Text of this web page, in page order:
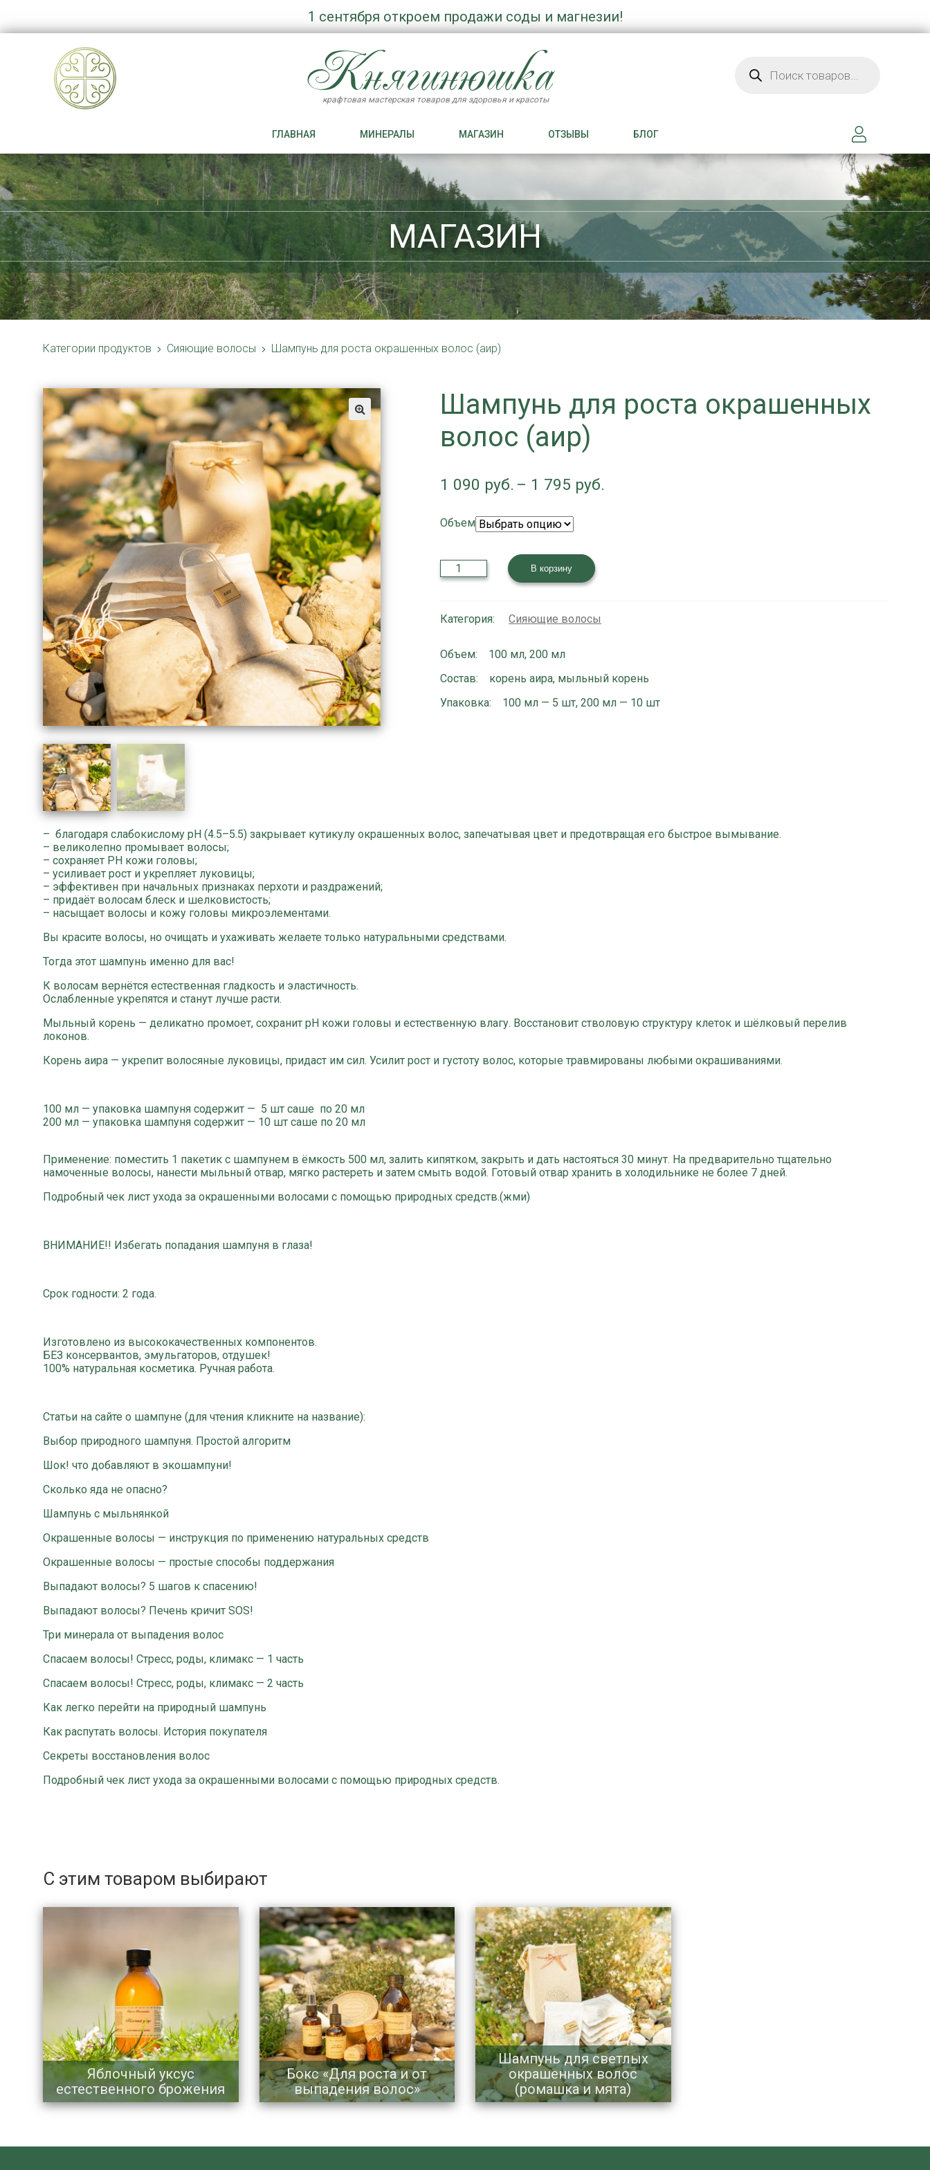
1 сентября откроем продажи соды и магнезии!
Княгинюшка
крафтовая мастерская товаров для здоровья и красоты
ГЛАВНАЯ МИНЕРАЛЫ МАГАЗИН ОТЗЫВЫ БЛОГ
МАГАЗИН
Категории продуктов Сияющие волосы Шампунь для роста окрашенных волос (аир)
Шампунь для роста окрашенных
волос (аир)
1 090 – 1 795
Диапазон
Объем
Количество
товара
роста
(аир)
В корзину
Категория: Сияющие волосы
Объем
100 мл, 200 мл
Состав
корень аира, мыльный корень
Упаковка
100 мл — 5 шт, 200 мл — 10 шт
– благодаря слабокислому pH (4.5–5.5) закрывает кутикулу окрашенных волос, запечатывая цвет и предотвращая его быстрое вымывание.
– великолепно промывает волосы;
– сохраняет РН кожи головы;
– усиливает рост и укрепляет луковицы;
– эффективен при начальных признаках перхоти и раздражений;
– придаёт волосам блеск и шелковистость;
– насыщает волосы и кожу головы микроэлементами.
Вы красите волосы, но очищать и ухаживать желаете только натуральными средствами.
Тогда этот шампунь именно для вас!
К волосам вернётся естественная гладкость и эластичность.
Ослабленные укрепятся и станут лучше расти.
Мыльный корень — деликатно промоет, сохранит pH кожи головы и естественную влагу. Восстановит стволовую структуру клеток и шёлковый перелив
локонов.
Корень аира — укрепит волосяные луковицы, придаст им сил. Усилит рост и густоту волос, которые травмированы любыми окрашиваниями.
100 мл — упаковка шампуня содержит — 5 шт саше по 20 мл
200 мл — упаковка шампуня содержит — 10 шт саше по 20 мл
Применение: поместить 1 пакетик с шампунем в ёмкость 500 мл, залить кипятком, закрыть и дать настояться 30 минут. На предварительно тщательно
намоченные волосы, нанести мыльный отвар, мягко растереть и затем смыть водой. Готовый отвар хранить в холодильнике не более 7 дней.
Подробный чек лист ухода за окрашенными волосами с помощью природных средств.(жми)
ВНИМАНИЕ!! Избегать попадания шампуня в глаза!
Срок годности: 2 года.
Изготовлено из высококачественных компонентов.
БЕЗ консервантов, эмульгаторов, отдушек!
100% натуральная косметика. Ручная работа.
Статьи на сайте о шампуне (для чтения кликните на название):
Выбор природного шампуня. Простой алгоритм
Шок! что добавляют в экошампуни!
Сколько яда не опасно?
Шампунь с мыльнянкой
Окрашенные волосы — инструкция по применению натуральных средств
Окрашенные волосы — простые способы поддержания
Выпадают волосы? 5 шагов к спасению!
Выпадают волосы? Печень кричит SOS!
Три минерала от выпадения волос
Спасаем волосы! Стресс, роды, климакс — 1 часть
Спасаем волосы! Стресс, роды, климакс — 2 часть
Как легко перейти на природный шампунь
Как распутать волосы. История покупателя
Секреты восстановления волос
Подробный чек лист ухода за окрашенными волосами с помощью природных средств.
С этим товаром выбирают
Яблочный уксус
естественного брожения
Бокс «Для роста и от
выпадения волос»
Шампунь для светлых
окрашенных волос
(ромашка и мята)